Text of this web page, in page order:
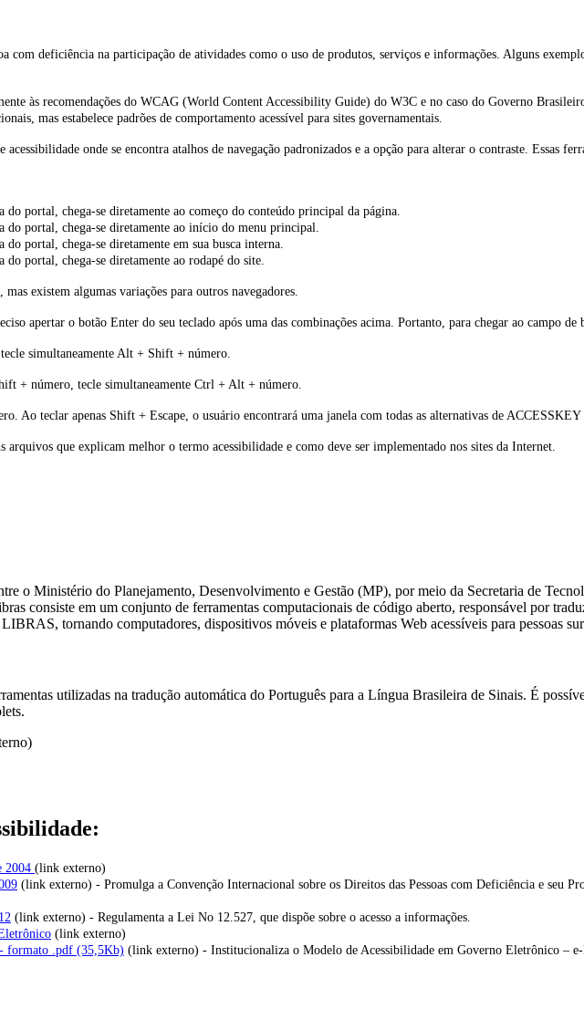
com deficiência na participação de atividades como o uso de produtos, serviços e informações. Alguns
às recomendações do WCAG (World Content Accessibility Guide) do W3C e no caso do Governo
mas estabelece padrões de comportamento acessível para sites governamentais.
onde se encontra atalhos de navegação padronizados e a opção para alterar o contraste. Essas
portal, chega-se diretamente ao começo do conteúdo principal da página.
do portal, chega-se diretamente ao início do menu principal.
portal, chega-se diretamente em sua busca interna.
portal, chega-se diretamente ao rodapé do site.
existem algumas variações para outros navegadores.
apertar o botão Enter do seu teclado após uma das combinações acima. Portanto, para chegar ao campo de
simultaneamente Alt + Shift + número.
+ número, tecle simultaneamente Ctrl + Alt + número.
Ao teclar apenas Shift + Escape, o usuário encontrará uma janela com todas as alternativas de ACCESSKEY
que explicam melhor o termo acessibilidade e como deve ser implementado nos sites da Internet.
o Ministério do Planejamento, Desenvolvimento e Gestão (MP), por meio da Secretaria de
consiste em um conjunto de ferramentas computacionais de código aberto, responsável por
tornando computadores, dispositivos móveis e plataformas Web acessíveis para pessoas
utilizadas na tradução automática do Português para a Língua Brasileira de Sinais. É
2004 (link externo)
(link externo) - Promulga a Convenção Internacional sobre os Direitos das Pessoas com Deficiência e seu
(link externo) - Regulamenta a Lei No 12.527, que dispõe sobre o acesso a informações.
(link externo)
formato .pdf (35,5Kb) (link externo) - Institucionaliza o Modelo de Acessibilidade em Governo Eletrônico –